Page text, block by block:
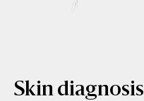
Skin diagnosis